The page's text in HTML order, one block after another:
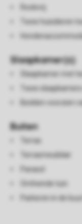
Rookvrij
Twee huisdieren
Slaapkamer(s)
Slaapkamer met
Twee
Bedden voorzien
Buiten
Terras
Terrasmeubilair
Parasol
Omheinde tuin
Parkeren in de